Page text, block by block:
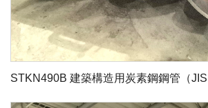
STKN490B 建築構造用炭素鋼鋼管（JIS